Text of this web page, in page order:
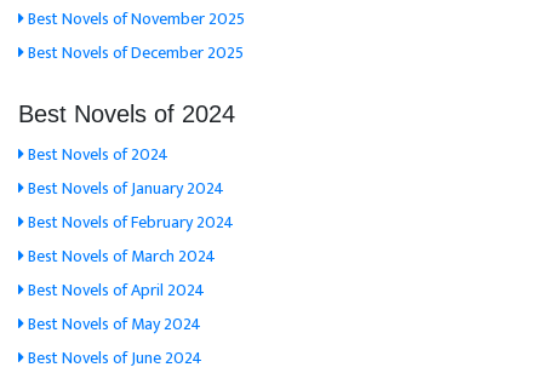
Best Novels of November 2025
Best Novels of December 2025
Best Novels of 2024
Best Novels of 2024
Best Novels of January 2024
Best Novels of February 2024
Best Novels of March 2024
Best Novels of April 2024
Best Novels of May 2024
Best Novels of June 2024